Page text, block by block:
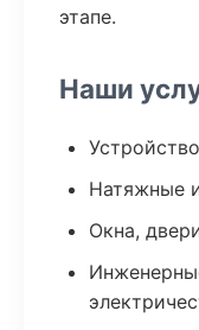
этапе.
Наши
Натяжные
Окна,